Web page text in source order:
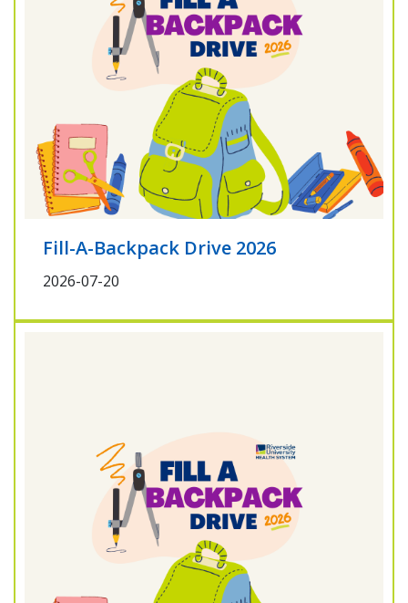
Fill-A-Backpack Drive 2026
2026-07-20